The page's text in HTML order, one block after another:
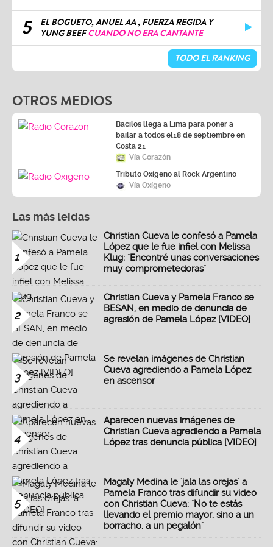
5
EL BOGUETO, ANUEL AA , FUERZA REGIDA Y
YUNG BEEFCUANDO NO ERA CANTANTE
TODO EL RANKING
OTROS MEDIOS
Bacilos llega a Lima para poner a
bailar a todos el18 de septiembre en
Costa 21
Vía Corazón
Tributo Oxígeno al Rock Argentino
Vía Oxígeno
Las más leidas
1
Christian Cueva le confesó a Pamela
López que le fue infiel con Melissa
Klug: "Encontré unas conversaciones
muy comprometedoras"
2
Christian Cueva y Pamela Franco se
BESAN, en medio de denuncia de
agresión de Pamela López [VIDEO]
3
Se revelan imágenes de Christian
Cueva agrediendo a Pamela López
en ascensor
4
Aparecen nuevas imágenes de
Christian Cueva agrediendo a Pamela
López tras denuncia pública [VIDEO]
5
Magaly Medina le 'jala las orejas' a
Pamela Franco tras difundir su video
con Christian Cueva: "No te estás
llevando el premio mayor, sino a un
borracho, a un pegalón"